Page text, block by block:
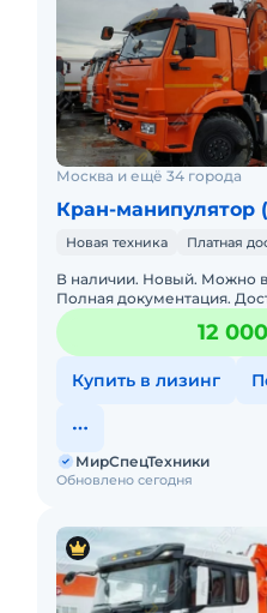
Москва и ещё 34 города
Кран-манипулятор
Новая техника Платная
В наличии. Новый. Можно
Полная документация.
ООО "МирСпецТехники"
официальным дилер
12
Купить в лизинг
Обновлено сегодня
МирСпецТехники